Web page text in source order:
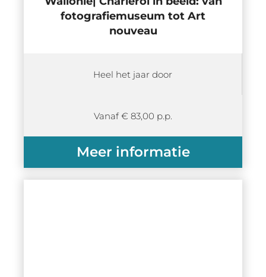
fotografiemuseum tot Art
nouveau
Heel het jaar door
Vanaf € 83,00 p.p.
Meer informatie